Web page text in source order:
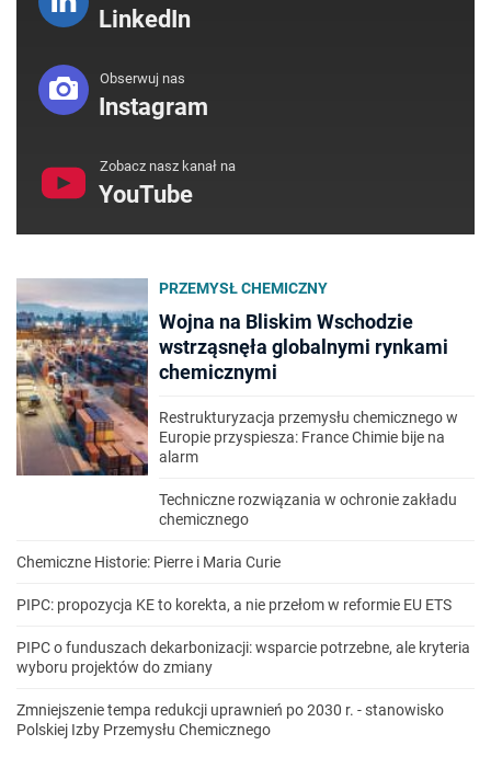
LinkedIn
Obserwuj nas
Instagram
Zobacz nasz kanał na
YouTube
PRZEMYSŁ CHEMICZNY
Wojna na Bliskim Wschodzie
wstrząsnęła globalnymi rynkami
chemicznymi
Restrukturyzacja przemysłu chemicznego w
Europie przyspiesza: France Chimie bije na
alarm
Techniczne rozwiązania w ochronie zakładu
chemicznego
Chemiczne Historie: Pierre i Maria Curie
PIPC: propozycja KE to korekta, a nie przełom w reformie EU ETS
PIPC o funduszach dekarbonizacji: wsparcie potrzebne, ale kryteria
wyboru projektów do zmiany
Zmniejszenie tempa redukcji uprawnień po 2030 r. - stanowisko
Polskiej Izby Przemysłu Chemicznego